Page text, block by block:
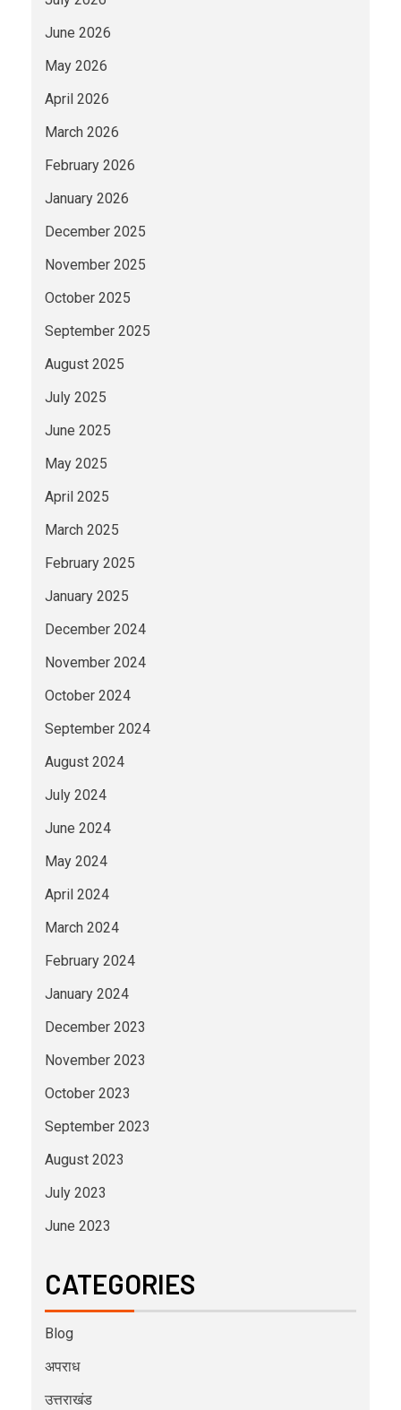
June 2026
May 2026
April 2026
March 2026
February 2026
January 2026
December 2025
November 2025
October 2025
September 2025
August 2025
July 2025
June 2025
May 2025
April 2025
March 2025
February 2025
January 2025
December 2024
November 2024
October 2024
September 2024
August 2024
July 2024
June 2024
May 2024
April 2024
March 2024
February 2024
January 2024
December 2023
November 2023
October 2023
September 2023
August 2023
July 2023
June 2023
CATEGORIES
Blog
अपराध
उत्तराखंड